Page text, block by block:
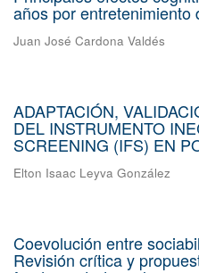
años por entretenimiento
Juan José Cardona Valdés
ADAPTACIÓN,
DEL INSTRUMENTO
SCREENING (IFS) EN
Elton Isaac Leyva González
Coevolución entre
Revisión crítica y